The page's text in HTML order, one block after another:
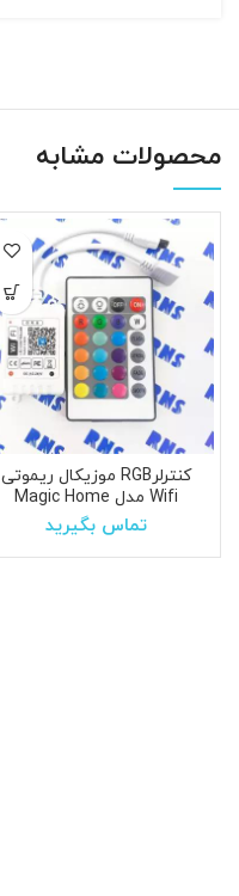
محصولات مشابه
کنترلرRGB موزیکال ریموتی
Wifi مدل Magic Home
تماس بگیرید